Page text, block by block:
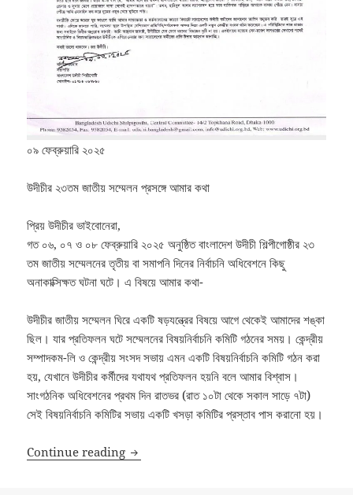
০৯ ফেব্রুয়ারি ২০২৫
উদীচীর ২৩তম জাতীয় সম্মেলন প্রসঙ্গে আমার কথা
প্রিয় উদীচীর ভাইবোনেরা,
গত ০৬, ০৭ ও ০৮ ফেব্রুয়ারি ২০২৫ অনুষ্ঠিত বাংলাদেশ ‍উদীচী শিল্পীগোষ্ঠীর ২৩
তম জাতীয় সম্মেলনের তৃতীয় বা সমাপনি দিনের নির্বাচনি অধিবেশনে কিছু
অনাকাক্সিক্ষত ঘটনা ঘটে। এ বিষয়ে আমার কথা-
উদীচীর জাতীয় সম্মেলন ঘিরে একটি ষড়যন্ত্রের বিষয়ে আগে থেকেই আমাদের শঙ্কা
ছিল। যার প্রতিফলন ঘটে সম্মেলনের বিষয়নির্বাচনি কমিটি গঠনের সময়। কেন্দ্রীয়
সম্পাদকম-লি ও কেন্দ্রীয় সংসদ সভায় এমন একটি বিষয়নির্বাচনি কমিটি গঠন করা
হয়, যেখানে উদীচীর কর্মীদের যথাযথ প্রতিফলন হয়নি বলে আমার বিশ্বাস।
সাংগঠনিক অধিবেশনের প্রথম দিন রাতভর (রাত ১০টা থেকে সকাল সাড়ে ৭টা)
সেই বিষয়নির্বাচনি কমিটির সভায় একটি খসড়া কমিটির প্রস্তাব পাস করানো হয়।
Continue reading উদীচী’র ২৩ তম জাতীয় সম্মেলনের বিষয়ে সভাপতি